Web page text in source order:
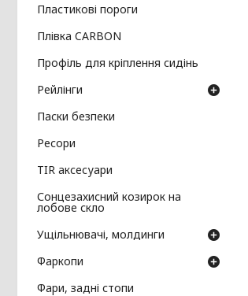
Пластикові пороги
Плівка CARBON
Профіль для кріплення сидінь
Рейлінги
Паски безпеки
Ресори
TIR аксесуари
Сонцезахисний козирок на
лобове скло
Ущільнювачі, молдинги
Фаркопи
Фари, задні стопи